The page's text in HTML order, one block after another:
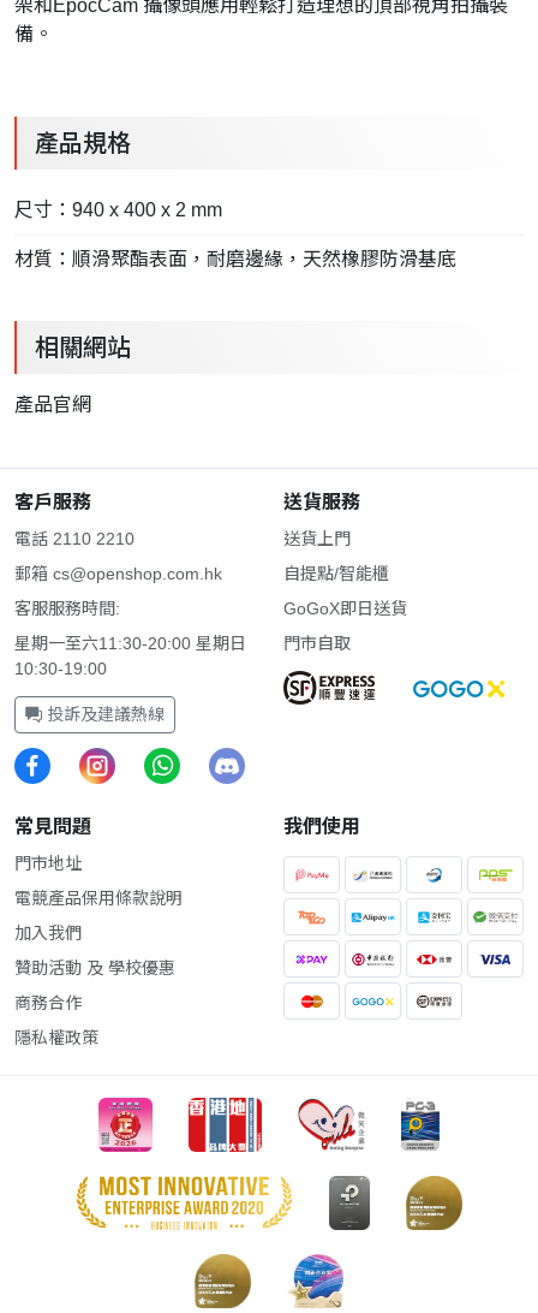
架和EpocCam 攝像頭應用輕鬆打造理想的頂部視角拍攝裝
備。
產品規格
尺寸：940 x 400 x 2 mm
材質： 順滑聚酯表面，耐磨邊緣，天然橡膠防滑基底
相關網站
產品官網
客戶服務
電話 2110 2210
郵箱 cs@openshop.com.hk
客服服務時間:
星期一至六11:30-20:00 星期日
10:30-19:00
投訴及建議熱線
送貨服務
送貨上門
自提點/智能櫃
GoGoX即日送貨
門市自取
常見問題
門市地址
電競產品保用條款說明
加入我們
贊助活動 及 學校優惠
商務合作
隱私權政策
我們使用